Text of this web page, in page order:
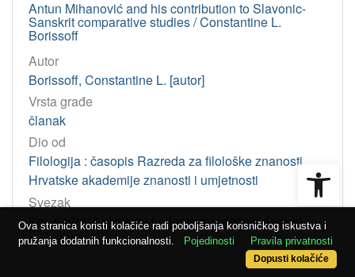
Antun Mihanović and his contribution to Slavonic-
Sanskrit comparative studies / Constantine L.
Borissoff
Autor
Borissoff, Constantine L. [autor]
Vrsta građe
članak
Dio od
Filologija : časopis Razreda za filološke znanosti
Hrvatske akademije znanosti i umjetnosti
Svezak
Knj. 64(2015) / glavni i odgovorni urednik August
Kovačec
23
Ova stranica koristi kolačiće radi poboljšanja korisničkog iskustva i
pružanja dodatnih funkcionalnosti.
Pojedinosti Pravila privatnosti
Dopusti kolačiće